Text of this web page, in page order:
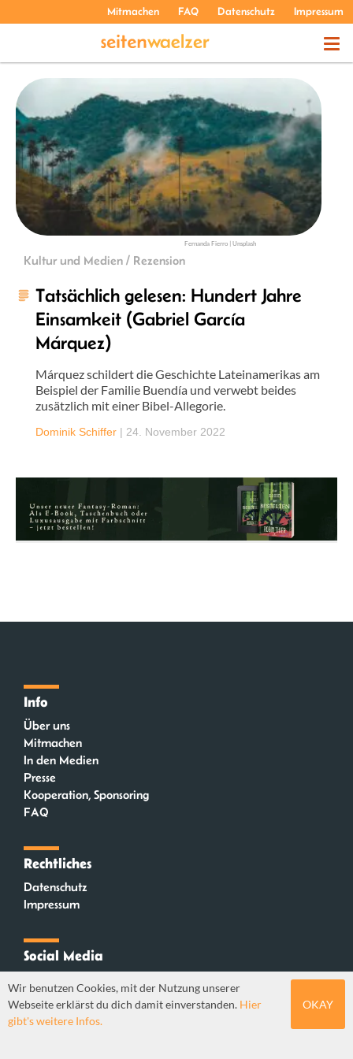
Mitmachen FAQ Datenschutz Impressum
PODCASTS
ÜBER UNS
Fernanda Fierro | Unsplash
Kultur und Medien / Rezension
Tatsächlich gelesen: Hundert Jahre
Einsamkeit (Gabriel García
Márquez)
Márquez schildert die Geschichte Lateinamerikas am
Beispiel der Familie Buendía und verwebt beides
zusätzlich mit einer Bibel-Allegorie.
Dominik Schiffer | 24. November 2022
Info
Über uns
Mitmachen
In den Medien
Presse
Kooperation, Sponsoring
FAQ
Rechtliches
Datenschutz
Impressum
Social Media
Mastodon
Wir benutzen Cookies, mit der Nutzung unserer
Webseite erklärst du dich damit einverstanden. Hier
gibt's weitere Infos.
OKAY